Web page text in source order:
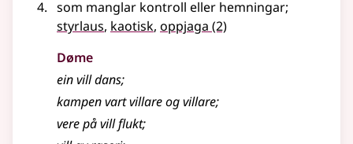
som manglar kontroll eller hemningar;
styrlaus, kaotisk, oppjaga (2)
Døme
ein vill dans;
kampen vart villare og villare;
vere på vill flukt;